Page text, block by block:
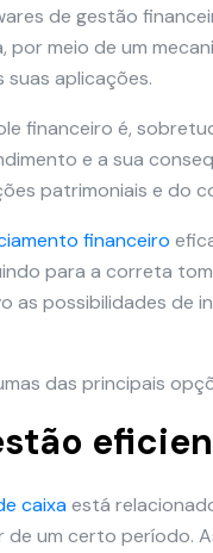
de gestão
por meio de um
suas aplicações.
financeiro é,
e a sua
patrimoniais e do
financeiro
para a correta
as possibilidades de
das principais
caixaestá
de um certo período.